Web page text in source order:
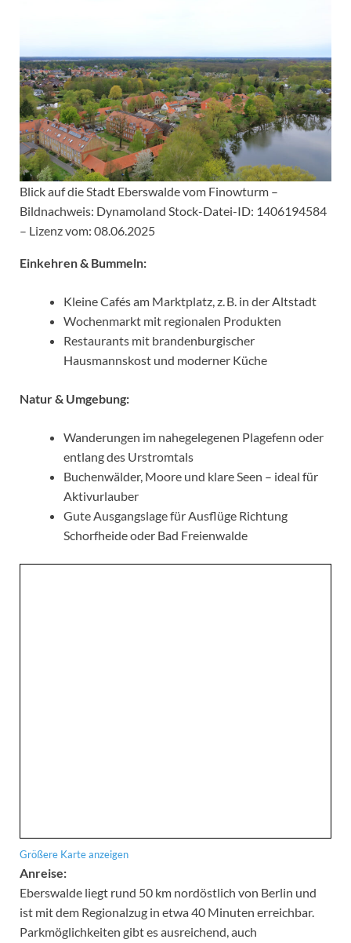
Blick auf die Stadt Eberswalde vom Finowturm –
Bildnachweis: Dynamoland Stock-Datei-ID: 1406194584
– Lizenz vom: 08.06.2025
Einkehren & Bummeln:
Kleine Cafés am Marktplatz, z. B. in der Altstadt
Wochenmarkt mit regionalen Produkten
Restaurants mit brandenburgischer
Hausmannskost und moderner Küche
Natur & Umgebung:
Wanderungen im nahegelegenen Plagefenn oder
entlang des Urstromtals
Buchenwälder, Moore und klare Seen – ideal für
Aktivurlauber
Gute Ausgangslage für Ausflüge Richtung
Schorfheide oder Bad Freienwalde
Größere Karte anzeigen
Anreise:
Eberswalde liegt rund 50 km nordöstlich von Berlin und
ist mit dem Regionalzug in etwa 40 Minuten erreichbar.
Parkmöglichkeiten gibt es ausreichend, auch